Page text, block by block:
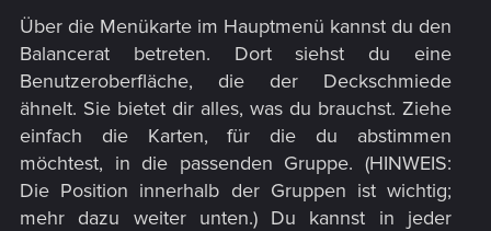
Über die Menükarte im Hauptmenü kannst du den
Balancerat betreten. Dort siehst du eine
Benutzeroberfläche, die der Deckschmiede
ähnelt. Sie bietet dir alles, was du brauchst. Ziehe
einfach die Karten, für die du abstimmen
möchtest, in die passenden Gruppe. (HINWEIS:
Die Position innerhalb der Gruppen ist wichtig;
mehr dazu weiter unten.) Du kannst in jeder